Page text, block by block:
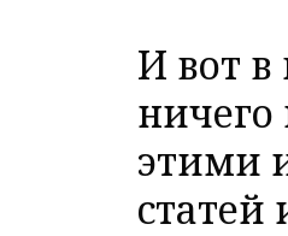
И вот в
ничего
этими
статей